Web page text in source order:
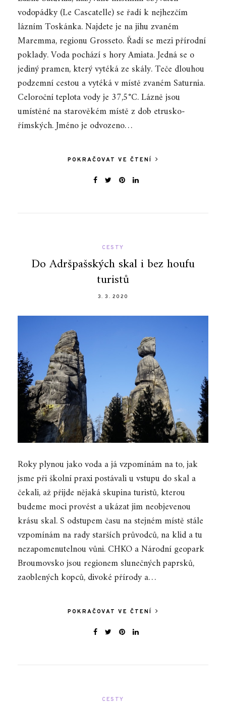
vodopádky (Le Cascatelle) se řadí k nejhezčím
lázním Toskánka. Najdete je na jihu zvaném
Maremma, regionu Grosseto. Řadí se mezi přírodní
poklady. Voda pochází s hory Amiata. Jedná se o
jediný pramen, který vytéká ze skály. Teče dlouhou
podzemní cestou a vytéká v místě zvaném Saturnia.
Celoroční teplota vody je 37,5°C. Lázně jsou
umístěné na starověkém místě z dob etrusko-
římských. Jméno je odvozeno…
POKRAČOVAT VE ČTENÍ
CESTY
Do Adršpašských skal i bez houfu
turistů
3. 3. 2020
Roky plynou jako voda a já vzpomínám na to, jak
jsme při školní praxi postávali u vstupu do skal a
čekali, až přijde nějaká skupina turistů, kterou
budeme moci provést a ukázat jim neobjevenou
krásu skal. S odstupem času na stejném místě stále
vzpomínám na rady starších průvodců, na klid a tu
nezapomenutelnou vůni. CHKO a Národní geopark
Broumovsko jsou regionem slunečných paprsků,
zaoblených kopců, divoké přírody a…
POKRAČOVAT VE ČTENÍ
CESTY